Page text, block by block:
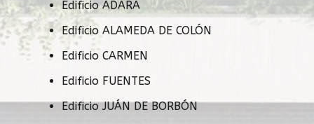
Edificio ADARA
Edificio ALAMEDA DE COLÓN
Edificio CARMEN
Edificio FUENTES
Edificio JUÁN DE BORBÓN